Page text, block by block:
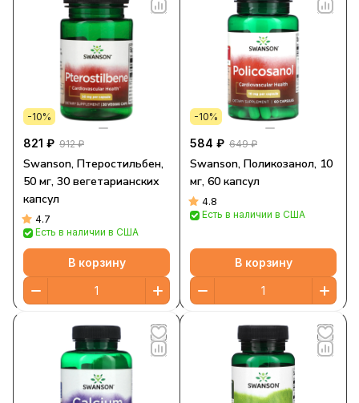
-10%
821 ₽ 912 ₽
Swanson, Птеростильбен,
50 мг, 30 вегетарианских
капсул
4.7
Есть в наличии в США
В корзину
-10%
584 ₽ 649 ₽
Swanson, Поликозанол, 10
мг, 60 капсул
4.8
Есть в наличии в США
В корзину